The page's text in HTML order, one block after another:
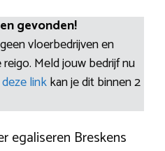
gevonden!
vloerbedrijven en
Meld jouw bedrijf nu
linkkan je dit binnen 2
egaliseren Breskens